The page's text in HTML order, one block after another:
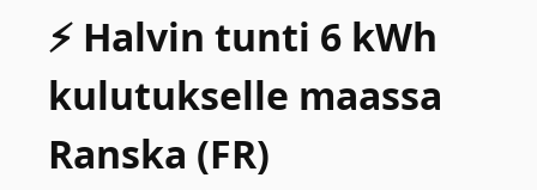
⚡️ Halvin tunti 6 kWh
kulutukselle maassa
Ranska (FR)